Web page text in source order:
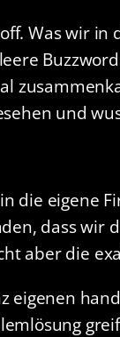
Was wir
und
die
dass
aber die
eigenen